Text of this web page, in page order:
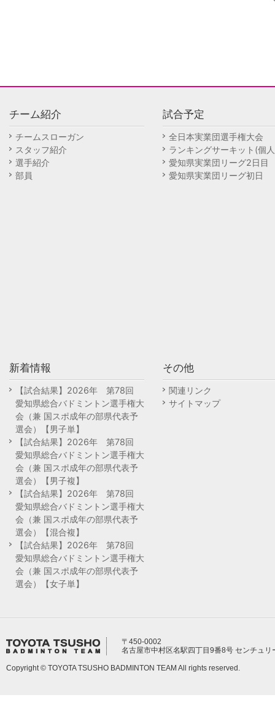
チーム紹介
チームスローガン
スタッフ紹介
選手紹介
部員
試合予定
全日本実業団選手権大会
ランキングサーキット(個
愛知県実業団リーグ2日目
愛知県実業団リーグ初日
新着情報
【試合結果】2026年 第78回
愛知県総合バドミントン選手権大
会（兼 国スポ成年の部県代表予
選会）【男子単】
【試合結果】2026年 第78回
愛知県総合バドミントン選手権大
会（兼 国スポ成年の部県代表予
選会）【男子複】
【試合結果】2026年 第78回
愛知県総合バドミントン選手権大
会（兼 国スポ成年の部県代表予
選会）【混合複】
【試合結果】2026年 第78回
愛知県総合バドミントン選手権大
会（兼 国スポ成年の部県代表予
選会）【女子単】
その他
関連リンク
サイトマップ
〒450-0002
名古屋市中村区名駅四丁目9番8号 センチュリ
Copyright © TOYOTA TSUSHO BADMINTON TEAM All rights reserved.